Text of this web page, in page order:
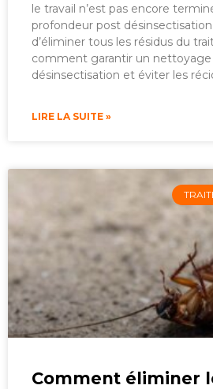
le travail n’est pas encore
profondeur post
d’éliminer tous les résidus du
comment garantir un nettoyage
désinsectisation et éviter les
LIRE LA SUITE »
Comment éliminer